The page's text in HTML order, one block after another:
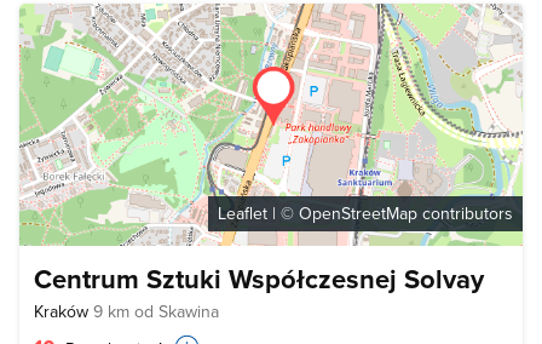
Leaflet | © OpenStreetMap contributors
Centrum Sztuki Współczesnej Solvay
Kraków 9 km od Skawina